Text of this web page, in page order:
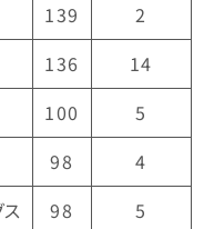
139
2
136
14
100
5
98
4
98
5